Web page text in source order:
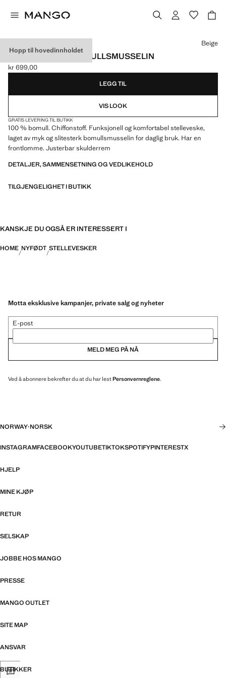
Hopp til hovedinnholdet
STELLEVESKE I BOMULLSMUSSELIN
Gjeldende pris [kr 699,00 ]
kr 699,00
Velg en farge
Beige
LEGG TIL
VIS LOOK
GRATIS LEVERING TIL BUTIKK
100 % bomull. Chiffonstoff. Funksjonell og komfortabel stelleveske,
laget av myk og slitesterk bomullsmusselin for daglig bruk. Har en
frontlomme. Justerbar skulderrem
DETALJER, SAMMENSETNING OG VEDLIKEHOLD
TILGJENGELIGHET I BUTIKK
KANSKJE DU OGSÅ ER INTERESSERT I
HOME NYFØDT STELLEVESKER
Motta eksklusive kampanjer, private salg og nyheter
E-post
MELD MEG PÅ NÅ
Ved å abonnere bekrefter du at du har lestPersonvernreglene.
NORWAY·NORSK
INSTAGRAMFACEBOOKYOUTUBETIKTOKSPOTIFYPINTERESTX
HJELP
MINE KJØP
RETUR
SELSKAP
JOBBE HOS MANGO
PRESSE
MANGO OUTLET
SITE MAP
ANSVAR
BUTIKKER